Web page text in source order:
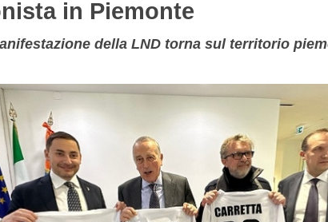
in Piemonte
della LND torna sul territorio